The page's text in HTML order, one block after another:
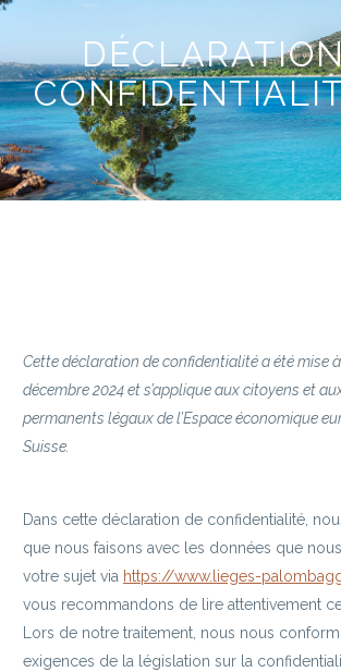
Cette déclaration de confidentialité a été mise
décembre 2024 et s’applique aux citoyens et
permanents légaux de l’Espace économique
Suisse.
Dans cette déclaration de confidentialité,
que nous faisons avec les données que
votre sujet via https://www.lieges-
vous recommandons de lire attentivement
Lors de notre traitement, nous nous
exigences de la législation sur la